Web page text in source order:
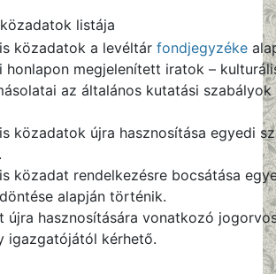
listája
közadatok a levéltár fondjegyzéke
honlapon megjelenített iratok –
az általános kutatási
közadatok újra hasznosítása egyedi
közadat rendelkezésre bocsátása
alapján történik.
újra hasznosítására vonatkozó
igazgatójától kérhető.